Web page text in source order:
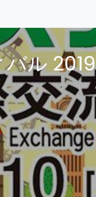
ル 2019